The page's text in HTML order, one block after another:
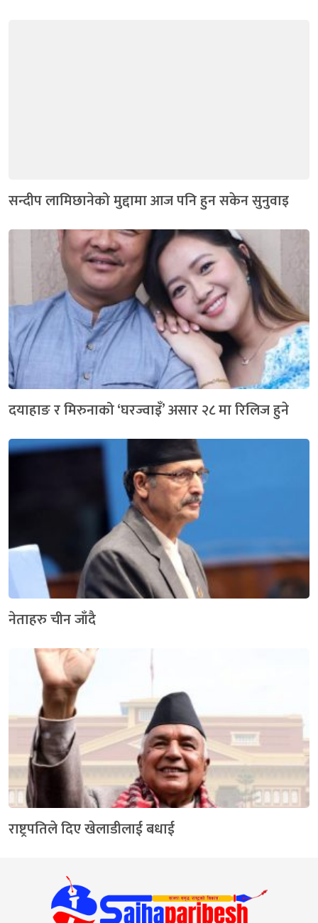
सन्दीप लामिछानेको मुद्दामा आज पनि हुन सकेन सुनुवाइ
दयाहाङ र मिरुनाको ‘घरज्वाइँ’ असार २८ मा रिलिज हुने
नेताहरु चीन जाँदै
राष्ट्रपतिले दिए खेलाडीलाई बधाई